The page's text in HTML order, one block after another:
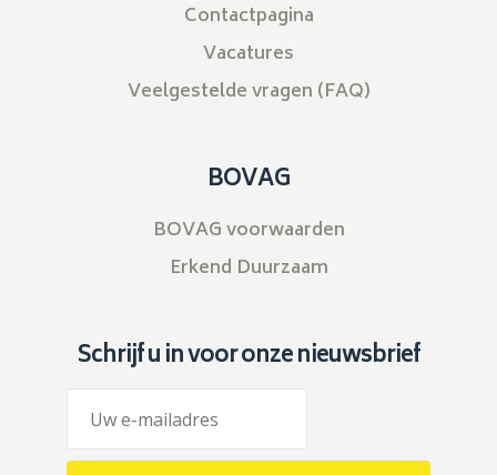
Contactpagina
Vacatures
Veelgestelde vragen (FAQ)
BOVAG
BOVAG voorwaarden
Erkend Duurzaam
Schrijf u in voor onze nieuwsbrief